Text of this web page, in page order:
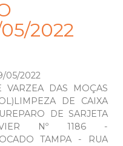
2022
05/2022
DAS MOÇAS
DE CAIXA
DE SARJETA
Nº 1186 -
TAMPA - RUA